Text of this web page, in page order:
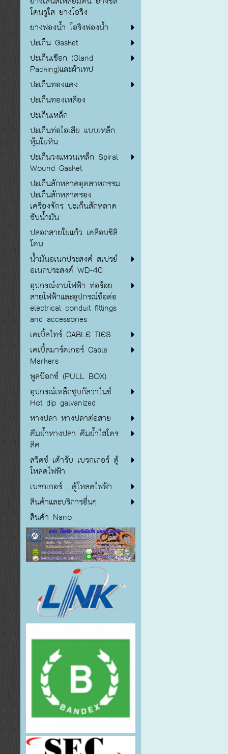
โคนรูใส ยางโอริง
ยางฟองน้ำ โอริงฟองน้ำ
ปะเก็น Gasket
ปะเก็นเชือก (Gland
Packing)และผ้าเทป
ปะเก็นทองแดง
ปะเก็นทองเหลือง
ปะเก็นเหล็ก
ปะเก็นท่อไอเสีย แบบเหล็ก
หุ้มใยหิน
ปะเก็นวงแหวนเหล็ก Spiral
Wound Gasket
ปะเก็นสักหลาดอุตสาหกรรม
ปะเก็นสักหลาดรอง
เครื่องจักร ปะเก็นสักหลาด
ซับน้ำมัน
ปลอกสายใยแก้ว เคลือบซิลิ
โคน
น้ำมันอเนกประสงค์ สเปรย์
อเนกประสงค์ WD-40
อุปกรณ์งานไฟฟ้า ท่อร้อย
สายไฟฟ้าและอุปกรณ์ข้อต่อ
electrical conduit fittings
and accessories
เคเบิ้ลไทร์ CABLE TIES
เคเบิ้ลมาร์คเกอร์ Cable
Markers
พูลบ๊อกซ์ (PULL BOX)
อุปกรณ์เหล็กชุบกัลวาไนซ์
Hot dip galvanized
หางปลา หางปลาต่อสาย
คีมย้ำหางปลา คีมย้ำไฮโดร
ลิค
สวิตซ์ เต้ารับ เบรกเกอร์ ตู้
โหลดไฟฟ้า
เบรกเกอร์ , ตู้โหลดไฟฟ้า
สินค้าและบริการอื่นๆ
สินค้า Nano